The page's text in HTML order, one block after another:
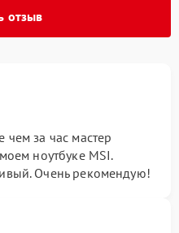
отзыв
за час мастер
ноутбуке MSI.
Очень рекомендую!